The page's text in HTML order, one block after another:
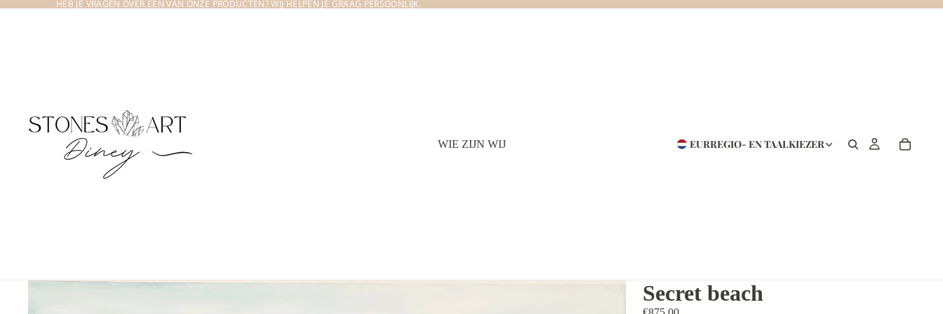
HEB JE VRAGEN OVER EEN VAN ONZE PRODUCTEN? WIJ HELPEN JE GRAAG PERSOONLIJK.
WIE ZIJN WIJ EURREGIO- EN TAALKIEZER
Secret beach